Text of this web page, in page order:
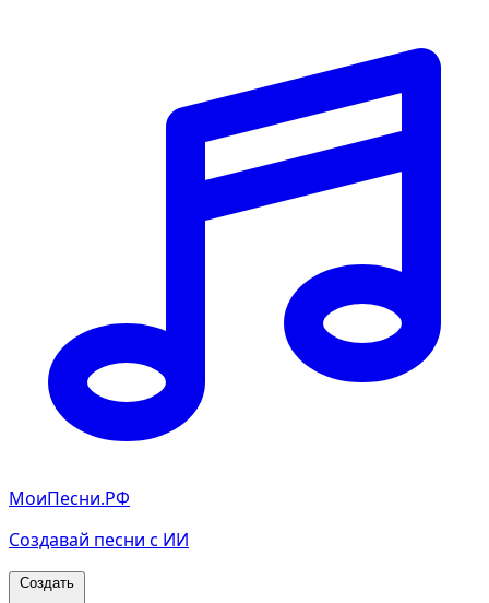
МоиПесни.РФ
Создавай песни с ИИ
Создать